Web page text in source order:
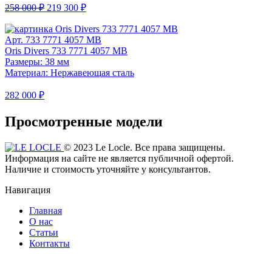
258 000 ₽ 219 300 ₽
Арт. 733 7771 4057 MB
Oris Divers 733 7771 4057 MB
Размеры: 38 мм
Материал: Нержавеющая сталь
282 000 ₽
Просмотренные модели
© 2023 Le Locle. Все права защищены.
Информация на сайте не является публичной офертой.
Наличие и стоимость уточняйте у консультантов.
Навигация
Главная
О нас
Статьи
Контакты